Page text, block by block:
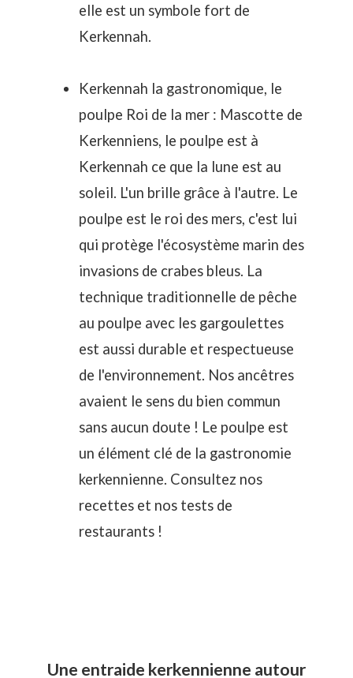
elle est un symbole fort de
Kerkennah.
Kerkennah la gastronomique, le
poulpe Roi de la mer : Mascotte de
Kerkenniens, le poulpe est à
Kerkennah ce que la lune est au
soleil. L'un brille grâce à l'autre. Le
poulpe est le roi des mers, c'est lui
qui protège l'écosystème marin des
invasions de crabes bleus. La
technique traditionnelle de pêche
au poulpe avec les gargoulettes
est aussi durable et respectueuse
de l'environnement. Nos ancêtres
avaient le sens du bien commun
sans aucun doute ! Le poulpe est
un élément clé de la gastronomie
kerkennienne. Consultez nos
recettes et nos tests de
restaurants !
Une entraide kerkennienne autour